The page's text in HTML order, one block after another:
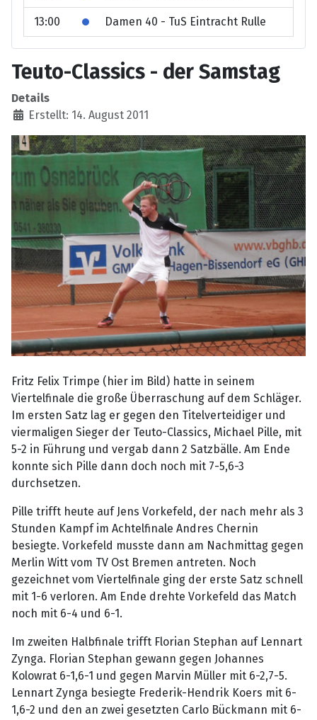
13:00 Damen 40 - TuS Eintracht Rulle
Teuto-Classics - der Samstag
Details
Erstellt: 14. August 2011
Fritz Felix Trimpe (hier im Bild) hatte in seinem
Viertelfinale die große Überraschung auf dem Schläger.
Im ersten Satz lag er gegen den Titelverteidiger und
viermaligen Sieger der Teuto-Classics, Michael Pille, mit
5-2 in Führung und vergab dann 2 Satzbälle. Am Ende
konnte sich Pille dann doch noch mit 7-5,6-3
durchsetzen.
Pille trifft heute auf Jens Vorkefeld, der nach mehr als 3
Stunden Kampf im Achtelfinale Andres Chernin
besiegte. Vorkefeld musste dann am Nachmittag gegen
Merlin Witt vom TV Ost Bremen antreten. Noch
gezeichnet vom Viertelfinale ging der erste Satz schnell
mit 1-6 verloren. Am Ende drehte Vorkefeld das Match
noch mit 6-4 und 6-1.
Im zweiten Halbfinale trifft Florian Stephan auf Lennart
Zynga. Florian Stephan gewann gegen Johannes
Kolowrat 6-1,6-1 und gegen Marvin Müller mit 6-2,7-5.
Lennart Zynga besiegte Frederik-Hendrik Koers mit 6-
1,6-2 und den an zwei gesetzten Carlo Bückmann mit 6-